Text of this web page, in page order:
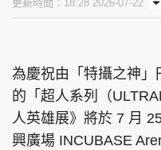
更新時間：18:28 2026-07-22
為慶祝由「特攝之神
的「超人系列（
人英雄展》將於 7 月
興廣場 INCUBASE